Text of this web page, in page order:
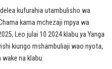
kufurahia utambulisho wa
kama mchezaji mpya wa
Leo julai 10 2024 klabu ya Yanga
kiungo mshambuliaji wao nyota,
na klabu.